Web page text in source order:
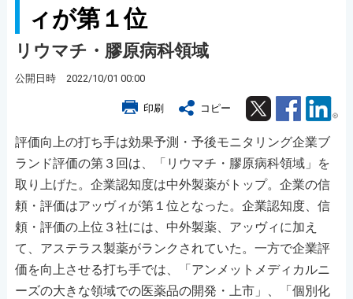
ィが第１位
リウマチ・膠原病科領域
公開日時 2022/10/01 00:00
印刷 コピー Twitter Facebook
評価向上の打ち手は効果予測・予後モニタリング企業ブ
ランド評価の第３回は、「リウマチ・膠原病科領域」を
取り上げた。企業認知度は中外製薬がトップ。企業の信
頼・評価はアッヴィが第１位となった。企業認知度、信
頼・評価の上位３社には、中外製薬、アッヴィに加え
て、アステラス製薬がランクされていた。一方で企業評
価を向上させる打ち手では、「アンメットメディカルニ
ーズの大きな領域での医薬品の開発・上市」、「個別化